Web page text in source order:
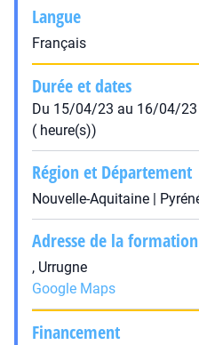
Langue
Français
Durée et dates
Du 15/04/23 au 16/04/23
( heure(s))
Région et Département
Nouvelle-Aquitaine |
Adresse de la formation
, Urrugne
Google Maps
Financement